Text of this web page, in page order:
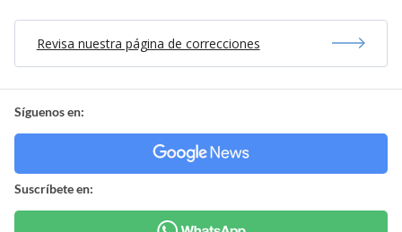
Revisa nuestra página de correcciones
Síguenos en:
Suscríbete en: